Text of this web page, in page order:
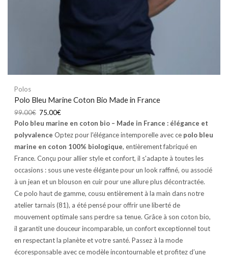
Polos
Polo Bleu Marine Coton Bio Made in France
99.00€ 75.00€
Polo bleu marine en coton bio – Made in France : élégance et
polyvalence Optez pour l'élégance intemporelle avec ce polo bleu
marine en coton 100% biologique, entièrement fabriqué en
France. Conçu pour allier style et confort, il s'adapte à toutes les
occasions : sous une veste élégante pour un look raffiné, ou associé
à un jean et un blouson en cuir pour une allure plus décontractée.
Ce polo haut de gamme, cousu entièrement à la main dans notre
atelier tarnais (81), a été pensé pour offrir une liberté de
mouvement optimale sans perdre sa tenue. Grâce à son coton bio,
il garantit une douceur incomparable, un confort exceptionnel tout
en respectant la planète et votre santé. Passez à la mode
écoresponsable avec ce modèle incontournable et profitez d’une